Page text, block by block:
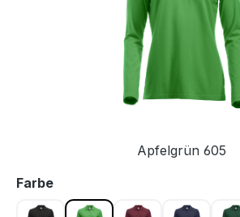
Apfelgrün 605
Farbeauswählen